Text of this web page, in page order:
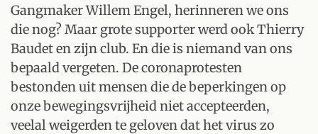
Gangmaker Willem Engel, herinneren we ons
die nog? Maar grote supporter werd ook Thierry
Baudet en zijn club. En die is niemand van ons
bepaald vergeten. De coronaprotesten
bestonden uit mensen die de beperkingen op
onze bewegingsvrijheid niet accepteerden,
veelal weigerden te geloven dat het virus zo